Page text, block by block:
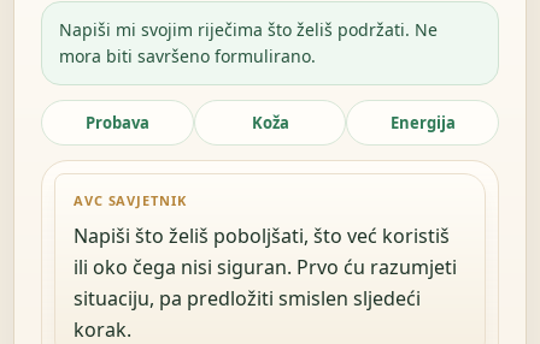
Napiši mi svojim riječima što želiš podržati. Ne
mora biti savršeno formulirano.
Probava Koža Energija
AVC SAVJETNIK
Napiši što želiš poboljšati, što već koristiš
ili oko čega nisi siguran. Prvo ću razumjeti
situaciju, pa predložiti smislen sljedeći
korak.